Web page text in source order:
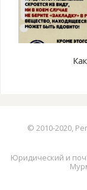
© 2010-2020,
Юридический и